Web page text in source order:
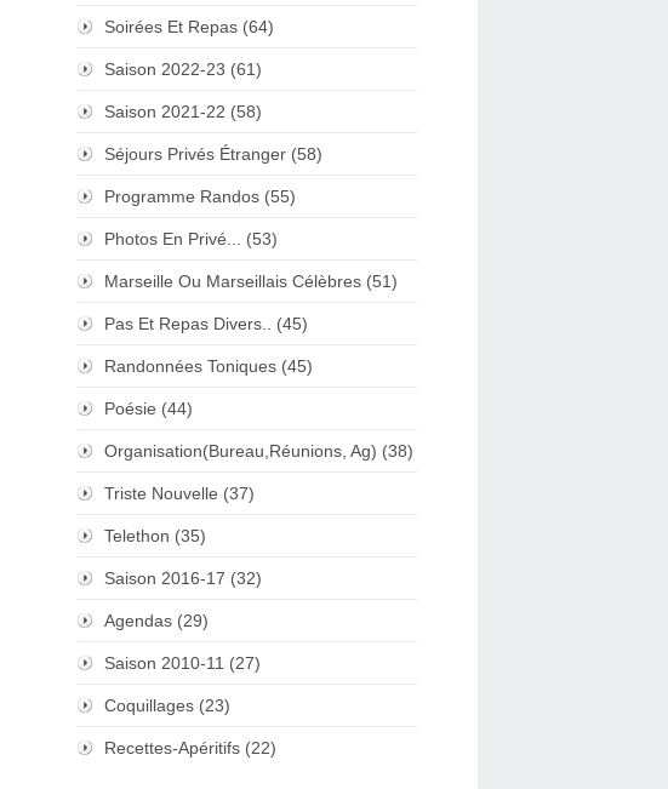
Soirées Et Repas (64)
Saison 2022-23 (61)
Saison 2021-22 (58)
Séjours Privés Étranger (58)
Programme Randos (55)
Photos En Privé... (53)
Marseille Ou Marseillais Célèbres (51)
Pas Et Repas Divers.. (45)
Randonnées Toniques (45)
Poésie (44)
Organisation(Bureau,Réunions, Ag) (38)
Triste Nouvelle (37)
Telethon (35)
Saison 2016-17 (32)
Agendas (29)
Saison 2010-11 (27)
Coquillages (23)
Recettes-Apéritifs (22)